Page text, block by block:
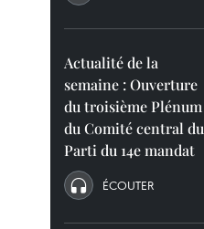
Actualité de la
semaine : Ouverture
du troisième Plénum
du Comité central du
Parti du 14e mandat
ÉCOUTER